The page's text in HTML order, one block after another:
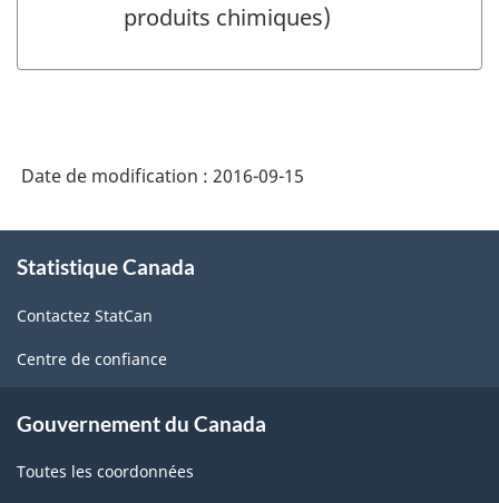
produits chimiques)
Date de modification : 2016-09-15
propos
ce
site
Statistique Canada
Contactez StatCan
Centre de confiance
Gouvernement du Canada
Toutes les coordonnées